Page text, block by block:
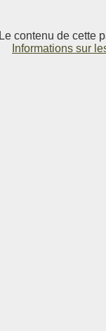
Le contenu de cette
Informations sur